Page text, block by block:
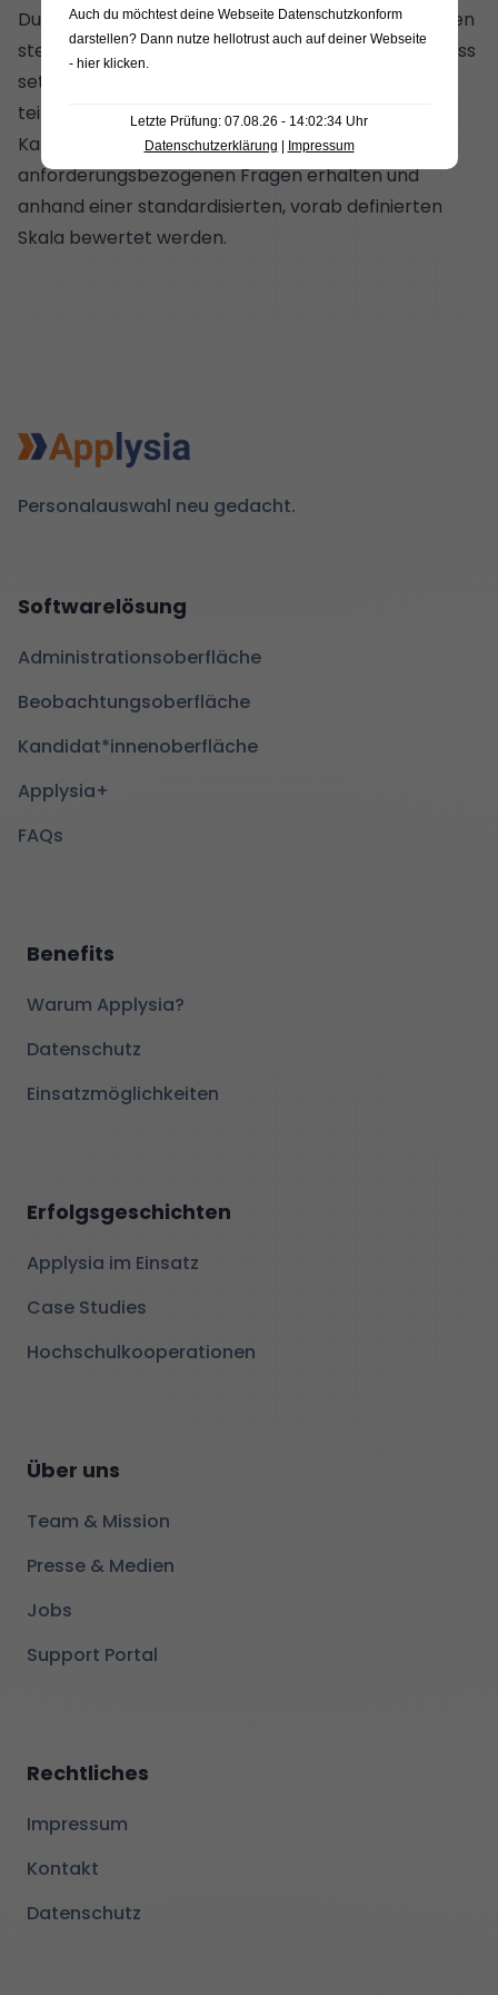
Dunkeln bleibt. Das Risiko für teure Fehlbesetzungen
steigt dadurch massiv. Ein valider Recruiting-Prozess
setzt stattdessen auf strukturierte oder
teilstrukturierte Interviews, bei denen alle
Kandidat*innen die gleichen,
anforderungsbezogenen Fragen erhalten und
anhand einer standardisierten, vorab definierten
Skala bewertet werden.
Personalauswahl neu gedacht.
Softwarelösung
Administrationsoberfläche
Beobachtungsoberfläche
Kandidat*innenoberfläche
Applysia+
FAQs
Benefits
Warum Applysia?
Datenschutz
Einsatzmöglichkeiten
Erfolgsgeschichten
Applysia im Einsatz
Case Studies
Hochschulkooperationen
Über uns
Team & Mission
Presse & Medien
Jobs
Support Portal
Rechtliches
Impressum
Kontakt
Datenschutz
Auch du möchtest deine Webseite Datenschutzkonform
darstellen? Dann nutze hellotrust auch auf deiner Webseite
- hier klicken.
Letzte Prüfung: 07.08.26 - 14:02:34 Uhr
Datenschutzerklärung
Impressum